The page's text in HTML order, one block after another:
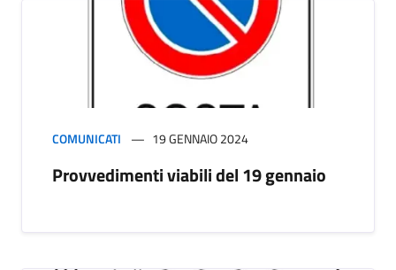
COMUNICATI 19 GENNAIO 2024
Provvedimenti viabili del 19 gennaio